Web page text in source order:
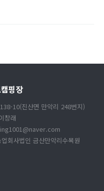
핑장
10(진산면 만악리 248번지)
창래
회사법인 금산만악리수목원